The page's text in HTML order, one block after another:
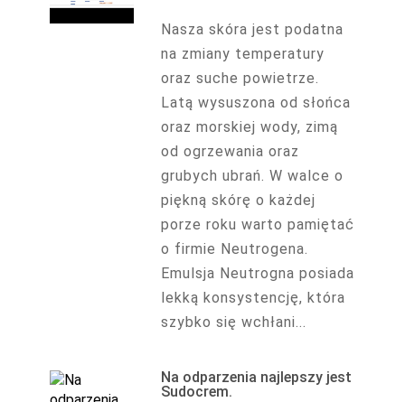
Nasza skóra jest podatna
na zmiany temperatury
oraz suche powietrze.
Latą wysuszona od słońca
oraz morskiej wody, zimą
od ogrzewania oraz
grubych ubrań. W walce o
piękną skórę o każdej
porze roku warto pamiętać
o firmie Neutrogena.
Emulsja Neutrogna posiada
lekką konsystencję, która
szybko się wchłani...
Na odparzenia najlepszy jest
Sudocrem.